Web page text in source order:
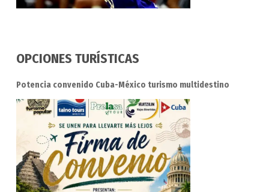
OPCIONES TURÍSTICAS
Potencia convenido Cuba-México turismo multidestino